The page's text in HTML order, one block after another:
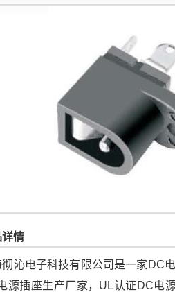
详情
彻沁电子科技有限公司是一家DC
源插座生产厂家，UL认证DC电